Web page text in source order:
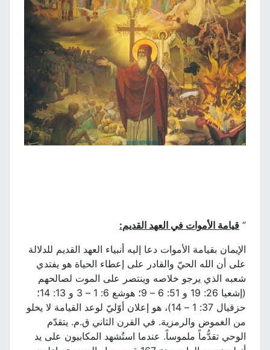
قيامة الأموات في العهد القديم:
الإيمان بقيامة الأموات دعا إليه أنبياء العهد القديم للدلالة
على أن الله الحيّ والقادر على إعطاء الحياة هو يفتدي
شعبه الذي يرجو خلاصه وينتصر على الموت لصالحهم
(إشعيا 26: 19 و 51: 6 – 9؛ هوشع 6: 1 – 3 و 13: 14؛
حزقيال 37: 1 – 14)، هو إعلان أوّليّ لوعد القيامة لا يخلو
من الغموض والرمزية. في القرن الثاني ق.م. يتقدّم
الوحي تقدُّماً ملموساً. عندما استُشهد المكابيون على يد